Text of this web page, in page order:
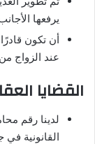
يرفعها
أن تكون
عند الزواج
القضايا
لدينا رقم
القانونية في